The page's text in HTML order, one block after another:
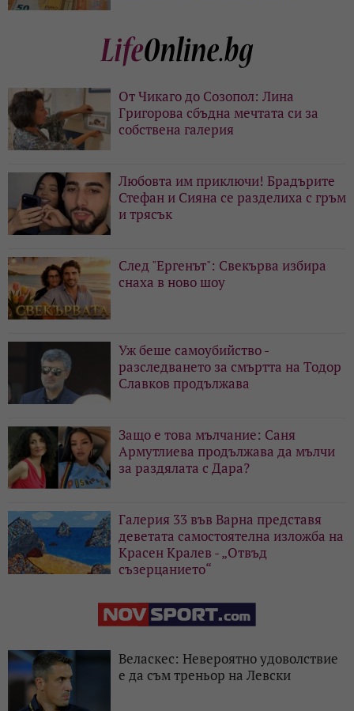
От Чикаго до Созопол: Лина
Григорова сбъдна мечтата си за
собствена галерия
Любовта им приключи! Брадърите
Стефан и Сияна се разделиха с гръм
и трясък
След "Ергенът": Свекърва избира
снаха в ново шоу
Уж беше самоубийство -
разследването за смъртта на Тодор
Славков продължава
Защо е това мълчание: Саня
Армутлиева продължава да мълчи
за раздялата с Дара?
Галерия 33 във Варна представя
деветата самостоятелна изложба на
Красен Кралев - „Отвъд
съзерцанието“
Веласкес: Невероятно удоволствие
е да съм треньор на Левски